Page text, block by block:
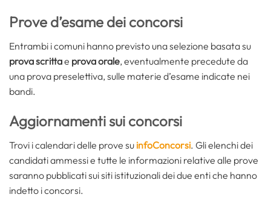
Prove d’esame dei concorsi
Entrambi i comuni hanno previsto una selezione basata su
prova scrittae prova orale, eventualmente precedute da
una prova preselettiva, sulle materie d’esame indicate nei
bandi.
Aggiornamenti sui concorsi
Trovi i calendari delle prove su infoConcorsi. Gli elenchi dei
candidati ammessi e tutte le informazioni relative alle prove
saranno pubblicati sui siti istituzionali dei due enti che hanno
indetto i concorsi.